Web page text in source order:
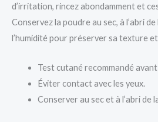
d’irritation, rincez abondamment et
Conservez la poudre au sec, à l’abri
l’humidité pour préserver sa texture
Test cutané recommandé
Éviter contact avec les yeux.
Conserver au sec et à l’abri de